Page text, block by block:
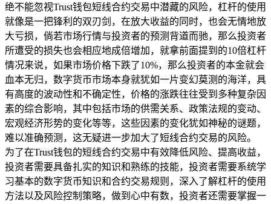
绝不能忽视Trust钱包短线合约交易中潜藏的风险，杠杆的使用
就像是一把锋利的双刃剑，在放大收益的同时，也会无情地放
大亏损，倘若市场行情与投资者的预测背道而驰，那么投资者
所遭受的损失也会相应地成倍增加，就拿前面提到的10倍杠杆
情况来说，如果市场价格下跌了10%，那么投资者的本金就会
血本无归，数字货币市场本身就犹如一片变幻莫测的海洋，具
有高度的波动性和不确定性，价格的涨跌往往受到多种复杂因
素的综合影响，其中包括市场的供需关系、政策法规的变动、
宏观经济形势的变化等等，这些因素的变化犹如神秘的谜题，
难以准确预测，这无疑进一步加大了短线合约交易的风险。
为了在Trust钱包的短线合约交易中有效降低风险、提高收益，
投资者需要具备扎实的知识和熟练的技能，投资者需要系统学
习基本的数字货币知识和合约交易规则，深入了解杠杆的使用
方法以及风险控制策略，做到心中有数，投资者还需要掌握一